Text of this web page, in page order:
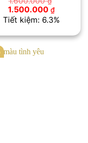
Giá
gốc
là:
1.500.000 ₫Giá
hiện
tại
Tiết kiệm: 6.3%